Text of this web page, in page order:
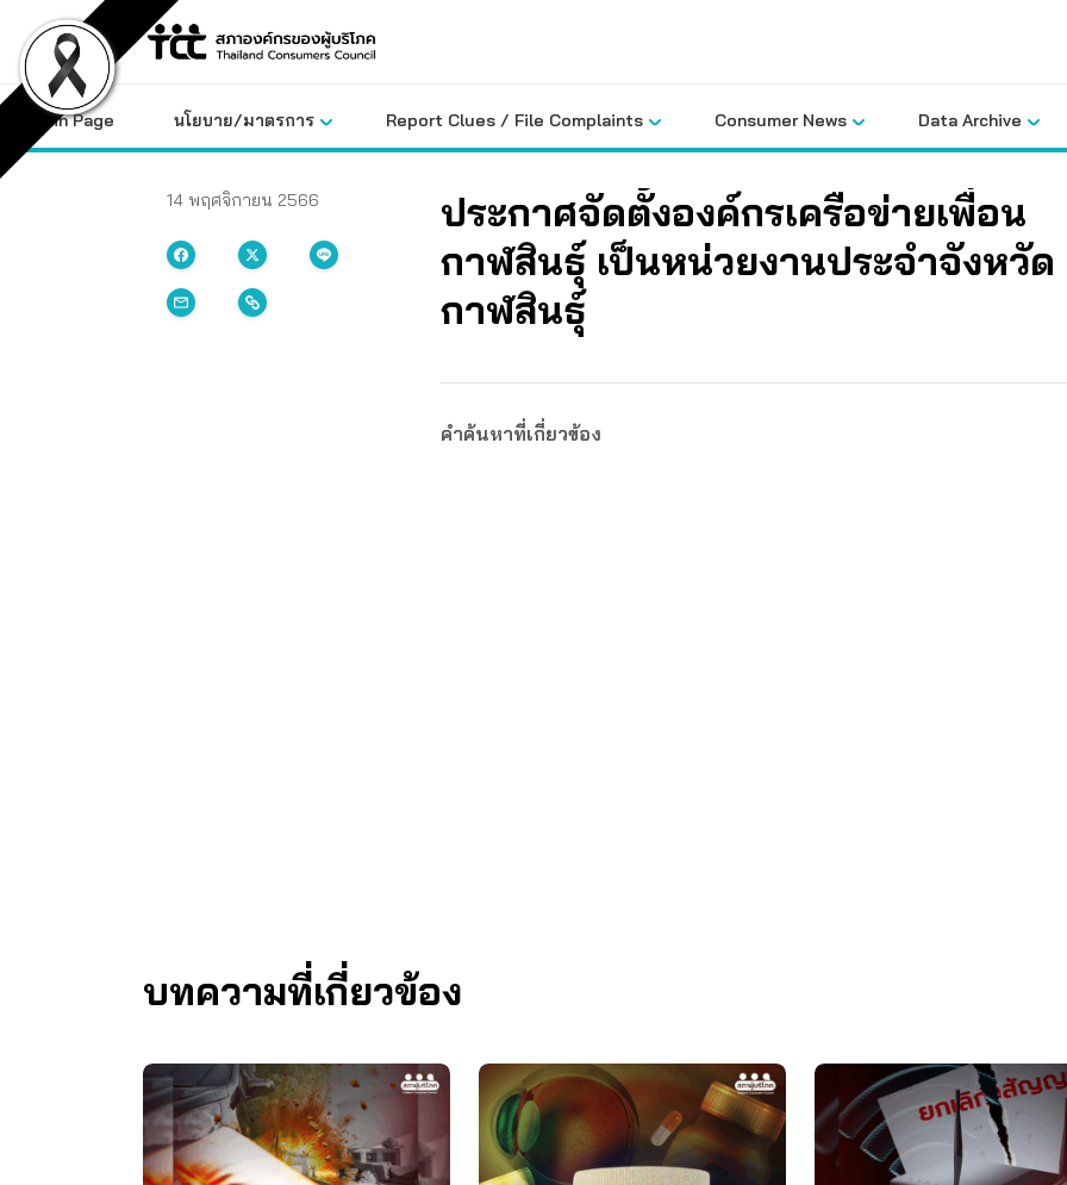
content
Main Page นโยบาย/มาตรการ Report Clues / File Complaints Consumer News Data Archive
14 พฤศจิกายน 2566
ประกาศจัดตั้งองค์กรเครือข่ายเพื่อน
กาฬสินธุ์ เป็นหน่วยงานประจำจังหวัด
กาฬสินธุ์
คำค้นหาที่เกี่ยวข้อง
บทความที่เกี่ยวข้อง